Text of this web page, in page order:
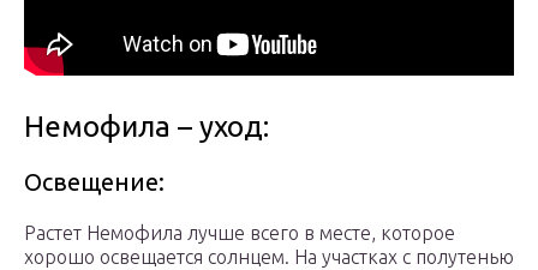
Немофила – уход:
Освещение:
Растет Немофила лучше всего в месте, которое
хорошо освещается солнцем. На участках с полутенью